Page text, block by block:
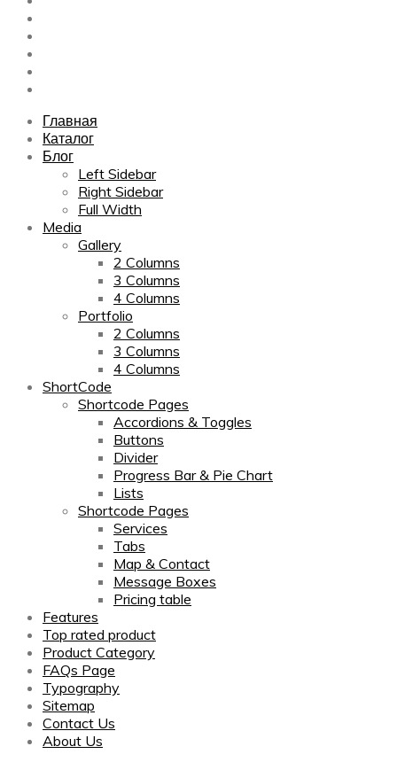
Главная
Каталог
Блог
Left Sidebar
Right Sidebar
Full Width
Media
Gallery
2 Columns
3 Columns
4 Columns
Portfolio
2 Columns
3 Columns
4 Columns
ShortCode
Shortcode Pages
Accordions & Toggles
Buttons
Divider
Progress Bar & Pie Chart
Lists
Shortcode Pages
Services
Tabs
Map & Contact
Message Boxes
Pricing table
Features
Top rated product
Product Category
FAQs Page
Typography
Sitemap
Contact Us
About Us